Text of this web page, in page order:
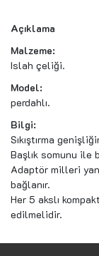
Açıklama
Malzeme:
Islah çeliği.
Model:
perdahlı.
Bilgi:
Sıkıştırma
Başlık somunu
Adaptör milleri
bağlanır.
Her 5 akslı
edilmelidir.